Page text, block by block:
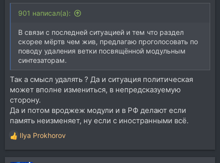
901 написал(а):
В связи с последней ситуацией и тем что раздел
скорее мёртв чем жив, предлагаю проголосовать по
поводу удаления ветки посвящённой модульным
синтезаторам.
Так а смысл удалять ? Да и ситуация политическая
может вполне измениться, в непредсказуемую
сторону.
Да и потом вроджеж модули и в РФ делают если
память неизменяет, ну если с иностранными всё.
Р
е
а
Ilya Prokhorov